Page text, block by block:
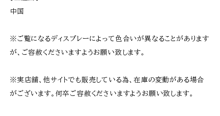
中国
※ご覧になるディスプレーによって色合いが異なることがあります
が、ご容赦くださいますようお願い致します。
※実店舗、他サイトでも販売している為、在庫の変動がある場合
がございます。何卒ご容赦くださいますようお願い致します。